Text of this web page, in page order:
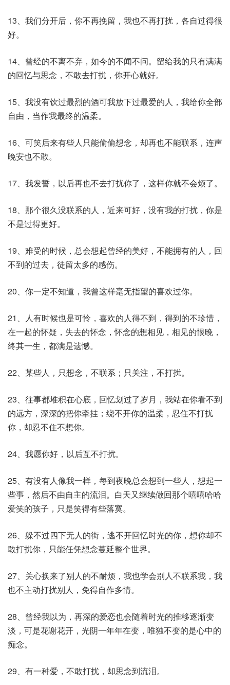
13、我们分开后，你不再挽留，我也不再打扰，各自过得很
好。
14、曾经的不离不弃，如今的不闻不问。留给我的只有满满
的回忆与思念，不敢去打扰，你开心就好。
15、我没有饮过最烈的酒可我放下过最爱的人，我给你全部
自由，当作我最终的温柔。
16、可笑后来有些人只能偷偷想念，却再也不能联系，连声
晚安也不敢。
17、我发誓，以后再也不去打扰你了，这样你就不会烦了。
18、那个很久没联系的人，近来可好，没有我的打扰，你是
不是过得更好。
19、难受的时候，总会想起曾经的美好，不能拥有的人，回
不到的过去，徒留太多的感伤。
20、你一定不知道，我曾这样毫无指望的喜欢过你。
21、人有时候也是可怜，喜欢的人得不到，得到的不珍惜，
在一起的怀疑，失去的怀念，怀念的想相见，相见的恨晚，
终其一生，都满是遗憾。
22、某些人，只想念，不联系；只关注，不打扰。
23、往事都堆积在心底，回忆划过了岁月，我站在你看不到
的远方，深深的把你牵挂；绕不开你的温柔，忍住不打扰
你，却忍不住不想你。
24、我愿你好，以后互不打扰。
25、有没有人像我一样，每到夜晚总会想到一些人，想起一
些事，然后不由自主的流泪。白天又继续做回那个嘻嘻哈哈
爱笑的孩子，只是笑得有些落寞。
26、躲不过四下无人的街，逃不开回忆时光的你，想你却不
敢打扰你，只能任凭想念蔓延整个世界。
27、关心换来了别人的不耐烦，我也学会别人不联系我，我
也不主动打扰别人，免得自作多情。
28、曾经我以为，再深的爱恋也会随着时光的推移逐渐变
淡，可是花谢花开，光阴一年年在变，唯独不变的是心中的
痴念。
29、有一种爱，不敢打扰，却思念到流泪。